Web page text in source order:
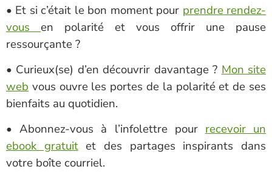
• Et si c’était le bon moment pour prendre rendez-
vous en polarité et vous offrir une pause
ressourçante ?
• Curieux(se) d’en découvrir davantage ? Mon site
web vous ouvre les portes de la polarité et de ses
bienfaits au quotidien.
• Abonnez-vous à l’infolettre pourrecevoir un
ebook gratuitet des partages inspirants dans
votre boîte courriel.